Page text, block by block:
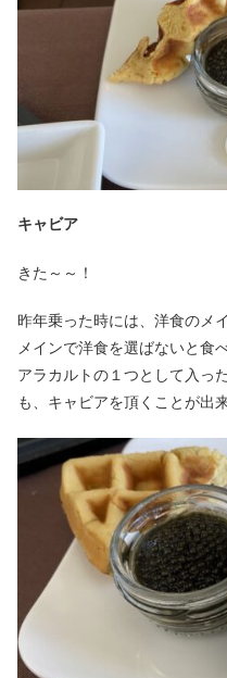
キャビア
きた～～！
昨年乗った時には、洋食のメ
メインで洋食を選ばないと食
アラカルトの１つとして入っ
も、キャビアを頂くことが出